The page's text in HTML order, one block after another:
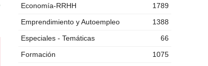
Economía-RRHH
1789
Emprendimiento y Autoempleo
1388
Especiales - Temáticas
66
Formación
1075